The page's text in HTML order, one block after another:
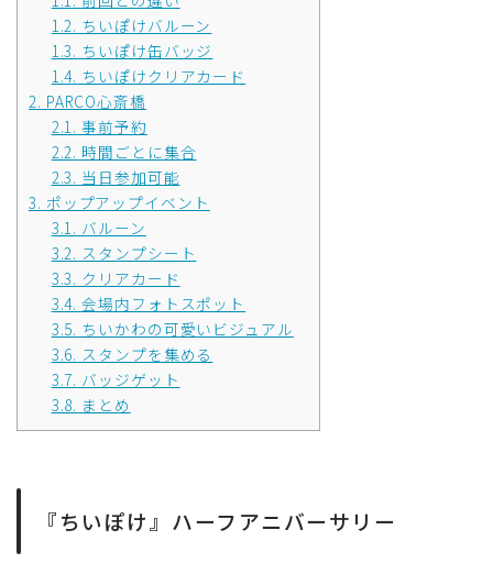
1.2. ちいぽけバルーン
1.3. ちいぽけ缶バッジ
1.4. ちいぽけクリアカード
2. PARCO心斎橋
2.1. 事前予約
2.2. 時間ごとに集合
2.3. 当日参加可能
3. ポップアップイベント
3.1. バルーン
3.2. スタンプシート
3.3. クリアカード
3.4. 会場内フォトスポット
3.5. ちいかわの可愛いビジュアル
3.6. スタンプを集める
3.7. バッジゲット
3.8. まとめ
『ちいぽけ』ハーフアニバーサリー